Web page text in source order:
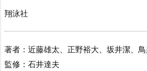
翔泳社
著者：近藤雄太、正野裕大、坂井潔、
監修：石井達夫